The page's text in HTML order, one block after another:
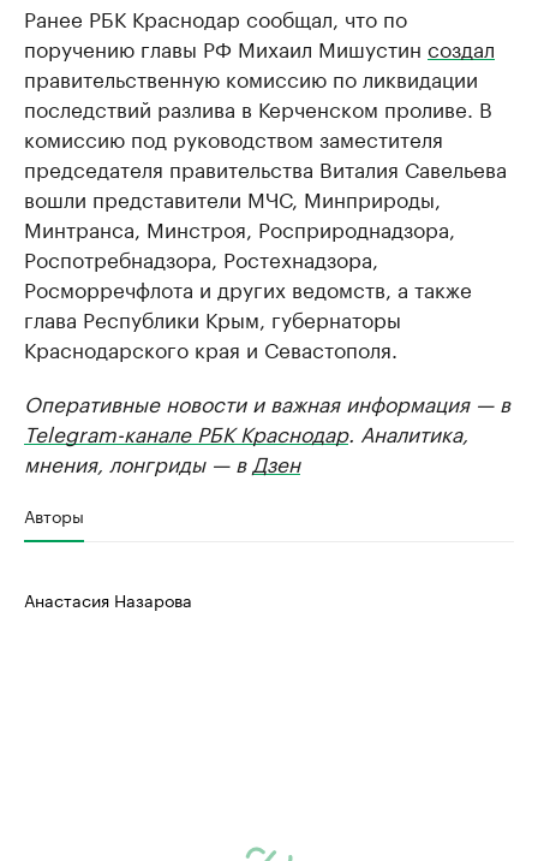
Ранее РБК Краснодар сообщал, что по
поручению главы РФ Михаил Мишустин создал
правительственную комиссию по ликвидации
последствий разлива в Керченском проливе. В
комиссию под руководством заместителя
председателя правительства Виталия Савельева
вошли представители МЧС, Минприроды,
Минтранса, Минстроя, Росприроднадзора,
Роспотребнадзора, Ростехнадзора,
Росморречфлота и других ведомств, а также
глава Республики Крым, губернаторы
Краснодарского края и Севастополя.
Оперативные новости и важная информация — в
Telegram-канале РБК Краснодар. Аналитика,
мнения, лонгриды — в Дзен
Авторы
Анастасия Назарова